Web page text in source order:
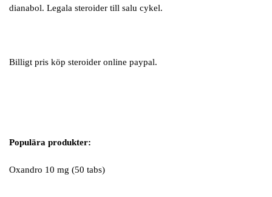
dianabol. Legala steroider till salu cykel.
Billigt pris köp steroider online paypal.
Populära produkter:
Oxandro 10 mg (50 tabs)